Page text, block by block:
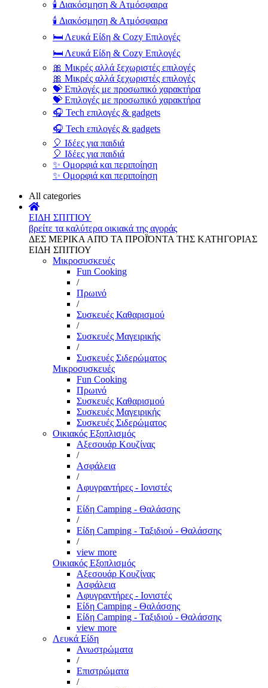
🕯️ Διακόσμηση & Ατμόσφαιρα
🕯️ Διακόσμηση & Ατμόσφαιρα
🛏️ Λευκά Είδη & Cozy Επιλογές
🛏️ Λευκά Είδη & Cozy Επιλογές
🎀 Μικρές αλλά ξεχωριστές επιλογές
🎀 Μικρές αλλά ξεχωριστές επιλογές
💝 Επιλογές με προσωπικό χαρακτήρα
💝 Επιλογές με προσωπικό χαρακτήρα
🎧 Tech επιλογές & gadgets
🎧 Tech επιλογές & gadgets
🎈 Ιδέες για παιδιά
🎈 Ιδέες για παιδιά
✨ Ομορφιά και περιποίηση
✨ Ομορφιά και περιποίηση
All categories
ΕΙΔΗ ΣΠΙΤΙΟΥ
βρείτε τα καλύτερα οικιακά της αγοράς
ΔΕΣ ΜΕΡΙΚΑ ΑΠΌ ΤΑ ΠΡΟΪΌΝΤΑ ΤΗΣ ΚΑΤΗΓΟΡΙΑΣ
ΕΙΔΗ ΣΠΙΤΙΟΥ
Μικροσυσκευές
Fun Cooking
/
Πρωινό
/
Συσκευές Καθαρισμού
/
Συσκευές Μαγειρικής
/
Συσκευές Σιδερώματος
Μικροσυσκευές
Fun Cooking
Πρωινό
Συσκευές Καθαρισμού
Συσκευές Μαγειρικής
Συσκευές Σιδερώματος
Οικιακός Εξοπλισμός
Αξεσουάρ Κουζίνας
/
Ασφάλεια
/
Αφυγραντήρες - Ιονιστές
/
Είδη Camping - Θαλάσσης
/
Είδη Camping - Ταξιδιού - Θαλάσσης
/
view more
Οικιακός Εξοπλισμός
Αξεσουάρ Κουζίνας
Ασφάλεια
Αφυγραντήρες - Ιονιστές
Είδη Camping - Θαλάσσης
Είδη Camping - Ταξιδιού - Θαλάσσης
view more
Λευκά Είδη
Ανωστρώματα
/
Επιστρώματα
/